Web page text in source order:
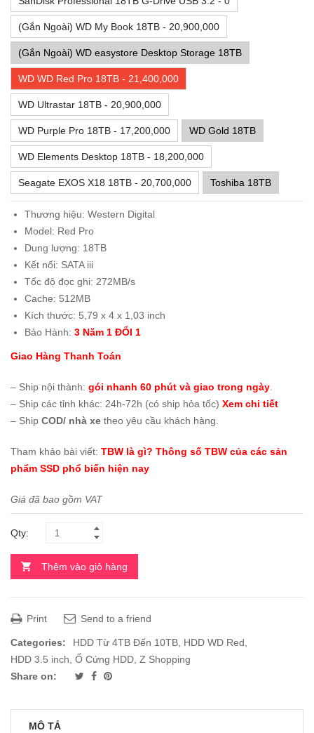
(Gắn Ngoài) WD My Book 18TB - 20,900,000
(Gắn Ngoài) WD easystore Desktop Storage 18TB
WD WD Red Pro 18TB - 21,400,000
WD Ultrastar 18TB - 20,900,000
WD Purple Pro 18TB - 17,200,000 WD Gold 18TB
WD Elements Desktop 18TB - 18,200,000
Seagate EXOS X18 18TB - 20,700,000 Toshiba 18TB
Thương hiệu: Western Digital
Model: Red Pro
Dung lượng: 18TB
Kết nối: SATA iii
Tốc độ đọc ghi: 272MB/s
Cache: 512MB
Kích thước: 5,79 x 4 x 1,03 inch
Bảo Hành: 3 Năm 1 ĐỔI 1
Giao Hàng Thanh Toán
– Ship nội thành: gói nhanh 60 phút và giao trong ngày
– Ship các tỉnh khác: 24h-72h (có ship hỏa tốc) Xem chi tiết
– Ship COD/ nhà xe theo yêu cầu khách hàng.
Tham khảo bài viết: TBW là gì? Thông số TBW của các sản
phẩm SSD phổ biến hiện nay
Giá đã bao gồm VAT
Qty:
Thêm vào giỏ hàng
Print Send to a friend
Categories: HDD Từ 4TB Đến 10TB, HDD WD Red,
HDD 3.5 inch, Ổ Cứng HDD, Z Shopping
Share on:
MÔ TẢ